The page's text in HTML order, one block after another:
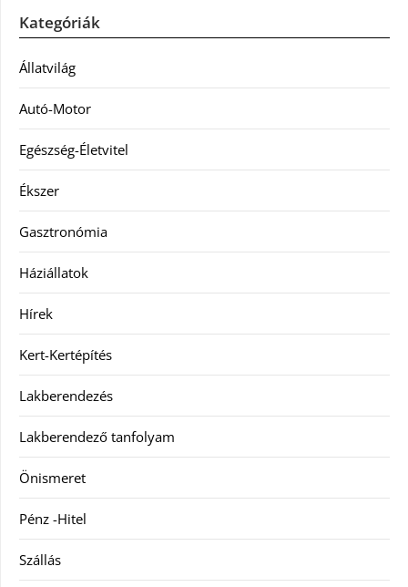
Kategóriák
Állatvilág
Autó-Motor
Egészség-Életvitel
Ékszer
Gasztronómia
Háziállatok
Hírek
Kert-Kertépítés
Lakberendezés
Lakberendező tanfolyam
Önismeret
Pénz -Hitel
Szállás